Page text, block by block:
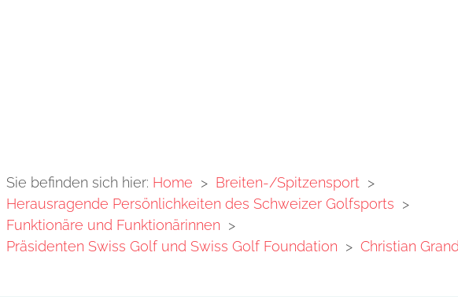
Sie befinden sich hier: Home > Breiten-/Spitzensport >
Herausragende Persönlichkeiten des Schweizer Golfsports >
Funktionäre und Funktionärinnen >
Präsidenten Swiss Golf und Swiss Golf Foundation > Christian